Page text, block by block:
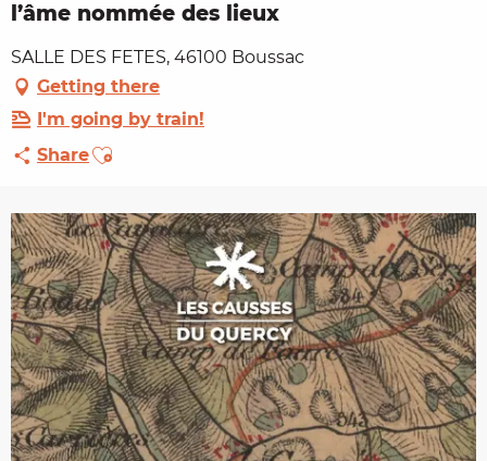
l’âme nommée des lieux
SALLE DES FETES, 46100 Boussac
Getting there
I'm going by train!
ShareAjouter aux favoris